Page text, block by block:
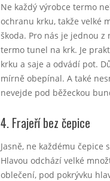
Ne každý výrobce termo
ochranu krku, takže velké
škoda. Pro nás je jednou
termo tunel na krk. Je
krku a saje a odvádí pot.
mírně obepínal. A také
nevejde pod běžeckou
4. Frajeří bez čepice
Jasně, ne každému
Hlavou odchází velké
oblečení, pod pokrývku